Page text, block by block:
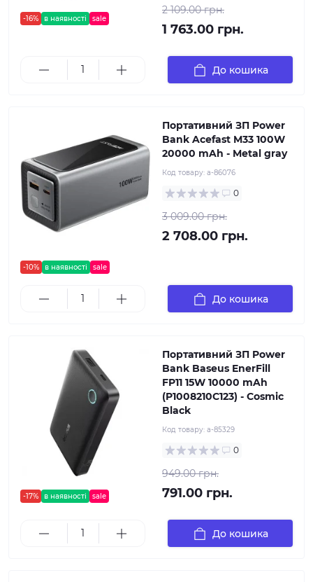
-16% в наявності sale
2 109.00 грн.
1 763.00 грн.
До кошика
-10% в наявності sale
Портативний ЗП Power
Bank Acefast M33 100W
20000 mAh - Metal gray
Код товару: a-86076
0
3 009.00 грн.
2 708.00 грн.
До кошика
-17% в наявності sale
Портативний ЗП Power
Bank Baseus EnerFill
FP11 15W 10000 mAh
(P1008210C123) - Cosmic
Black
Код товару: a-85329
0
949.00 грн.
791.00 грн.
До кошика